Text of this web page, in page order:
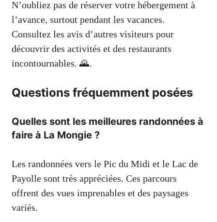
N’oubliez pas de réserver votre hébergement à
l’avance, surtout pendant les vacances.
Consultez les avis d’autres visiteurs pour
découvrir des activités et des restaurants
incontournables. 🌄.
Questions fréquemment posées
Quelles sont les meilleures randonnées à
faire à La Mongie ?
Les randonnées vers le Pic du Midi et le Lac de
Payolle sont très appréciées. Ces parcours
offrent des vues imprenables et des paysages
variés.